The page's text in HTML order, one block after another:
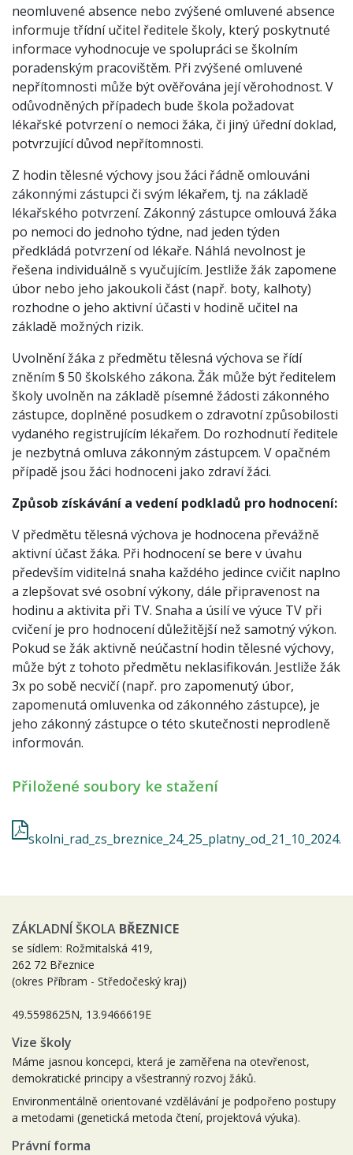
neomluvené absence nebo zvýšené omluvené absence
informuje třídní učitel ředitele školy, který poskytnuté
informace vyhodnocuje ve spolupráci se školním
poradenským pracovištěm. Při zvýšené omluvené
nepřítomnosti může být ověřována její věrohodnost. V
odůvodněných případech bude škola požadovat
lékařské potvrzení o nemoci žáka, či jiný úřední doklad,
potvrzující důvod nepřítomnosti.
Z hodin tělesné výchovy jsou žáci řádně omlouváni
zákonnými zástupci či svým lékařem, tj. na základě
lékařského potvrzení. Zákonný zástupce omlouvá žáka
po nemoci do jednoho týdne, nad jeden týden
předkládá potvrzení od lékaře. Náhlá nevolnost je
řešena individuálně s vyučujícím. Jestliže žák zapomene
úbor nebo jeho jakoukoli část (např. boty, kalhoty)
rozhodne o jeho aktivní účasti v hodině učitel na
základě možných rizik.
Uvolnění žáka z předmětu tělesná výchova se řídí
zněním § 50 školského zákona. Žák může být ředitelem
školy uvolněn na základě písemné žádosti zákonného
zástupce, doplněné posudkem o zdravotní způsobilosti
vydaného registrujícím lékařem. Do rozhodnutí ředitele
je nezbytná omluva zákonným zástupcem. V opačném
případě jsou žáci hodnoceni jako zdraví žáci.
Způsob získávání a vedení podkladů pro hodnocení:
V předmětu tělesná výchova je hodnocena převážně
aktivní účast žáka. Při hodnocení se bere v úvahu
především viditelná snaha každého jedince cvičit naplno
a zlepšovat své osobní výkony, dále připravenost na
hodinu a aktivita při TV. Snaha a úsilí ve výuce TV při
cvičení je pro hodnocení důležitější než samotný výkon.
Pokud se žák aktivně neúčastní hodin tělesné výchovy,
může být z tohoto předmětu neklasifikován. Jestliže žák
3x po sobě necvičí (např. pro zapomenutý úbor,
zapomenutá omluvenka od zákonného zástupce), je
jeho zákonný zástupce o této skutečnosti neprodleně
informován.
Přiložené soubory ke stažení
ZÁKLADNÍ ŠKOLA BŘEZNICE
se sídlem: Rožmitalská 419,
262 72 Březnice
(okres Příbram - Středočeský kraj)
49.5598625N, 13.9466619E
Vize školy
Máme jasnou koncepci, která je zaměřena na otevřenost,
demokratické principy a všestranný rozvoj žáků.
Environmentálně orientované vzdělávání je podpořeno postupy
a metodami (genetická metoda čtení, projektová výuka).
Právní forma